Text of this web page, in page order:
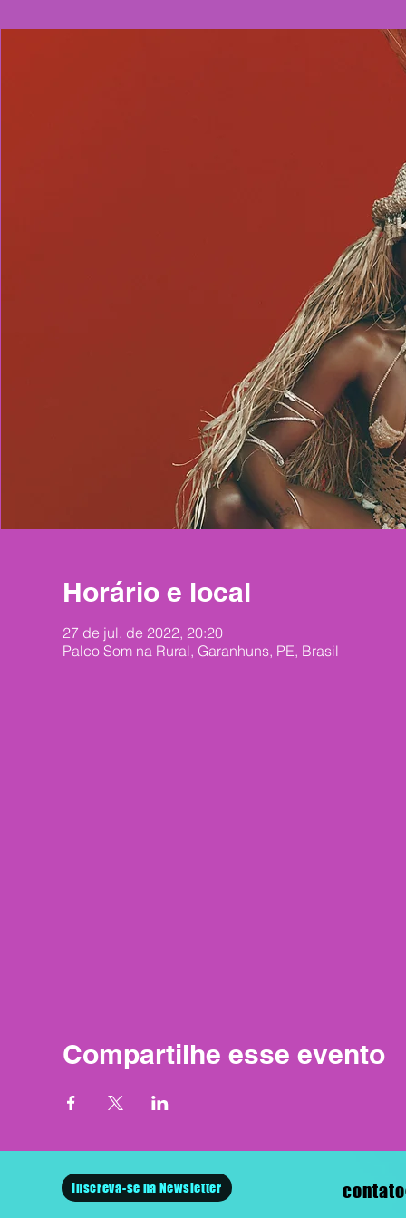
Horário e local
27 de jul. de 2022, 20:20
Palco Som na Rural, Garanhuns, PE, Brasil
Compartilhe esse evento
Inscreva-se na Newsletter